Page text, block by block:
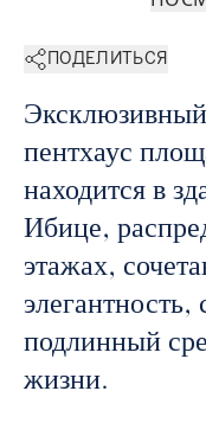
ПОДЕЛИТЬСЯ
пентхаус
находится в
Ибице,
этажах,
подлинный
жизни.